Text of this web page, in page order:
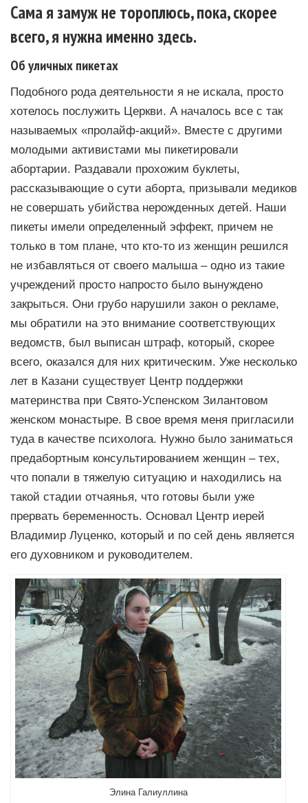
Сама я замуж не тороплюсь, пока, скорее
всего, я нужна именно здесь.
Об уличных пикетах
Подобного рода деятельности я не искала, просто
хотелось послужить Церкви. А началось все с так
называемых «пролайф-акций». Вместе с другими
молодыми активистами мы пикетировали
абортарии. Раздавали прохожим буклеты,
рассказывающие о сути аборта, призывали медиков
не совершать убийства нерожденных детей. Наши
пикеты имели определенный эффект, причем не
только в том плане, что кто-то из женщин решился
не избавляться от своего малыша – одно из такие
учреждений просто напросто было вынуждено
закрыться. Они грубо нарушили закон о рекламе,
мы обратили на это внимание соответствующих
ведомств, был выписан штраф, который, скорее
всего, оказался для них критическим. Уже несколько
лет в Казани существует Центр поддержки
материнства при Свято-Успенском Зилантовом
женском монастыре. В свое время меня пригласили
туда в качестве психолога. Нужно было заниматься
предабортным консультированием женщин – тех,
что попали в тяжелую ситуацию и находились на
такой стадии отчаянья, что готовы были уже
прервать беременность. Основал Центр иерей
Владимир Луценко, который и по сей день является
его духовником и руководителем.
Элина Галиуллина